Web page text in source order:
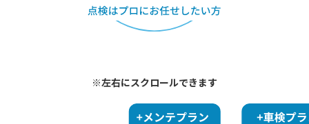
※左右にスクロールできます